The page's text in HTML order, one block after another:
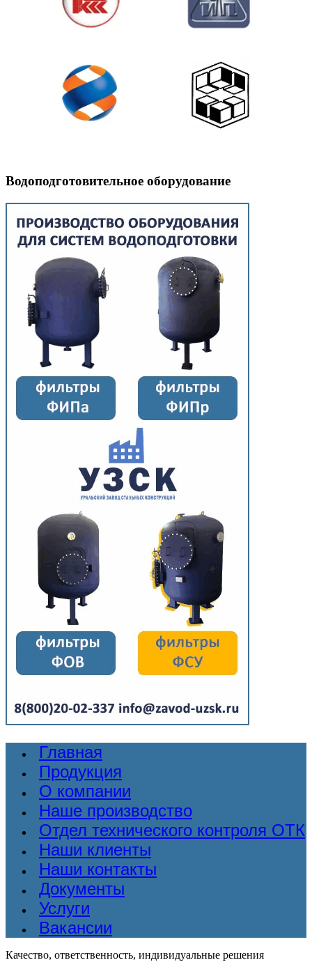
Водоподготовительное оборудование
Главная
Продукция
О компании
Наше производство
Отдел технического контроля ОТК
Наши клиенты
Наши контакты
Документы
Услуги
Вакансии
Качество, ответственность, индивидуальные решения